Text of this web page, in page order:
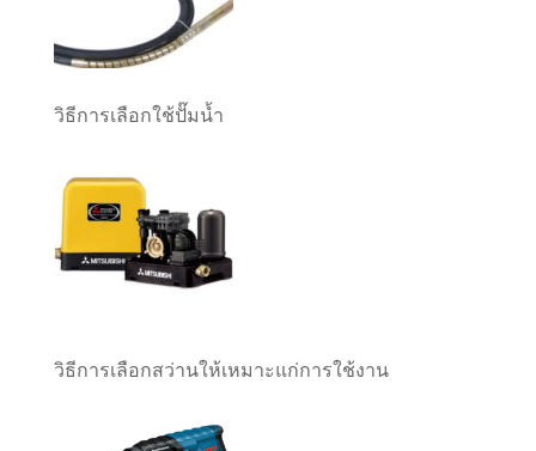
วิธีการเลือกใช้ปั๊มน้ำ
วิธีการเลือกสว่านให้เหมาะแก่การใช้งาน